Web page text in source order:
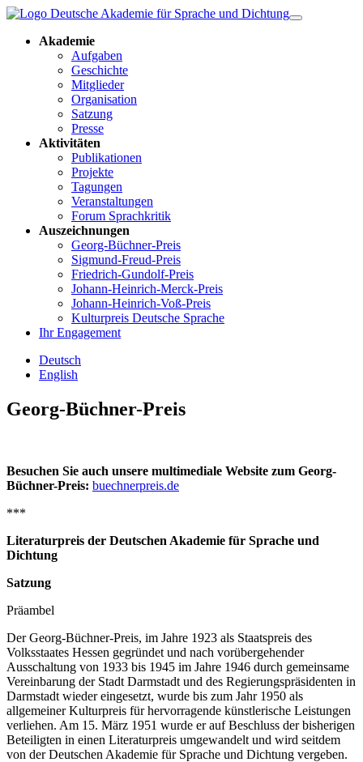
Akademie
Aufgaben
Geschichte
Mitglieder
Organisation
Satzung
Presse
Aktivitäten
Publikationen
Projekte
Tagungen
Veranstaltungen
Forum Sprachkritik
Auszeichnungen
Georg-Büchner-Preis
Sigmund-Freud-Preis
Friedrich-Gundolf-Preis
Johann-Heinrich-Merck-Preis
Johann-Heinrich-Voß-Preis
Kulturpreis Deutsche Sprache
Ihr Engagement
Deutsch
English
Georg-Büchner-Preis
Besuchen Sie auch unsere multimediale Website zum Georg-
Büchner-Preis: buechnerpreis.de
***
Literaturpreis der Deutschen Akademie für Sprache und
Dichtung
Satzung
Präambel
Der Georg-Büchner-Preis, im Jahre 1923 als Staatspreis des
Volksstaates Hessen gegründet und nach vorübergehender
Ausschaltung von 1933 bis 1945 im Jahre 1946 durch gemeinsame
Vereinbarung der Stadt Darmstadt und des Regierungspräsidenten in
Darmstadt wieder eingesetzt, wurde bis zum Jahr 1950 als
allgemeiner Kulturpreis für hervorragende künstlerische Leistungen
verliehen. Am 15. März 1951 wurde er auf Beschluss der bisherigen
Beteiligten in einen Literaturpreis umgewandelt und wird seitdem
von der Deutschen Akademie für Sprache und Dichtung vergeben.